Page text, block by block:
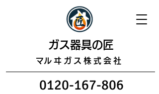
​ガス器具の匠
​マルヰガス株式会社
0120-167-806